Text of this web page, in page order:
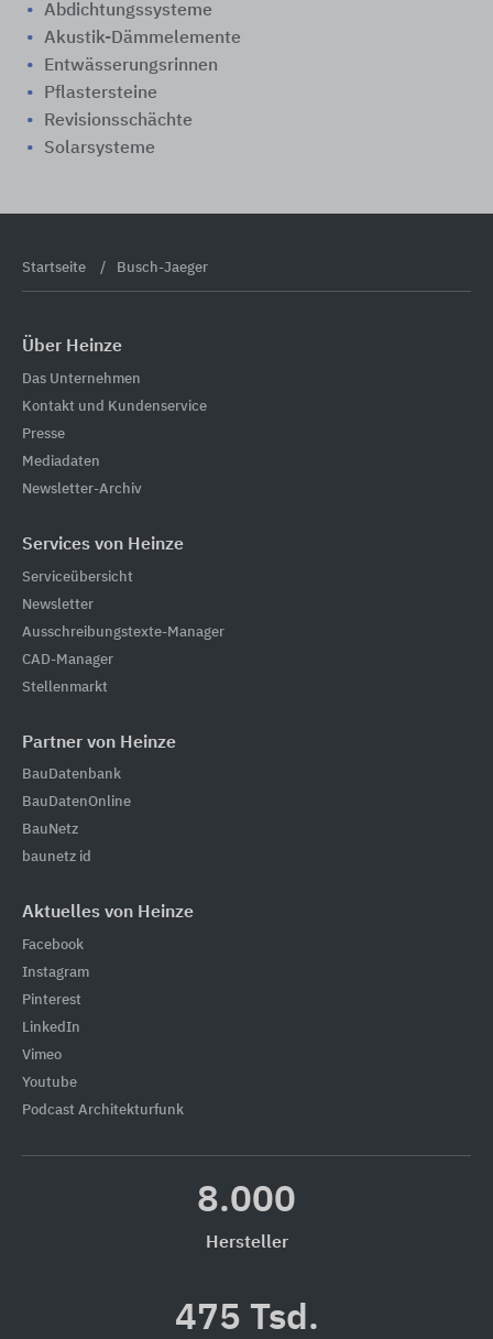
Abdichtungssysteme
Akustik-Dämmelemente
Entwässerungsrinnen
Pflastersteine
Revisionsschächte
Solarsysteme
Startseite Busch-Jaeger
Über Heinze
Das Unternehmen
Kontakt und Kundenservice
Presse
Mediadaten
Newsletter-Archiv
Services von Heinze
Serviceübersicht
Newsletter
Ausschreibungstexte-Manager
CAD-Manager
Stellenmarkt
Partner von Heinze
BauDatenbank
BauDatenOnline
BauNetz
baunetz id
Aktuelles von Heinze
Facebook
Instagram
Pinterest
LinkedIn
Vimeo
Youtube
Podcast Architekturfunk
8.000
Hersteller
475 Tsd.